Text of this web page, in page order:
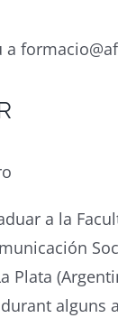
a
a la
Plata
alguns